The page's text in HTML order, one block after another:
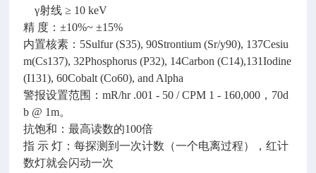
γ射线 ≥ 10 keV
精 度：±10%~ ±15%
内置核素：5Sulfur (S35), 90Strontium (Sr/y90), 137Cesiu
m(Cs137), 32Phosphorus (P32), 14Carbon (C14),131Iodine
(I131), 60Cobalt (Co60), and Alpha
警报设置范围：mR/hr .001 - 50 / CPM 1 - 160,000，70d
b @ 1m。
抗饱和：最高读数的100倍
指 示 灯：每探测到一次计数（一个电离过程），红计
数灯就会闪动一次